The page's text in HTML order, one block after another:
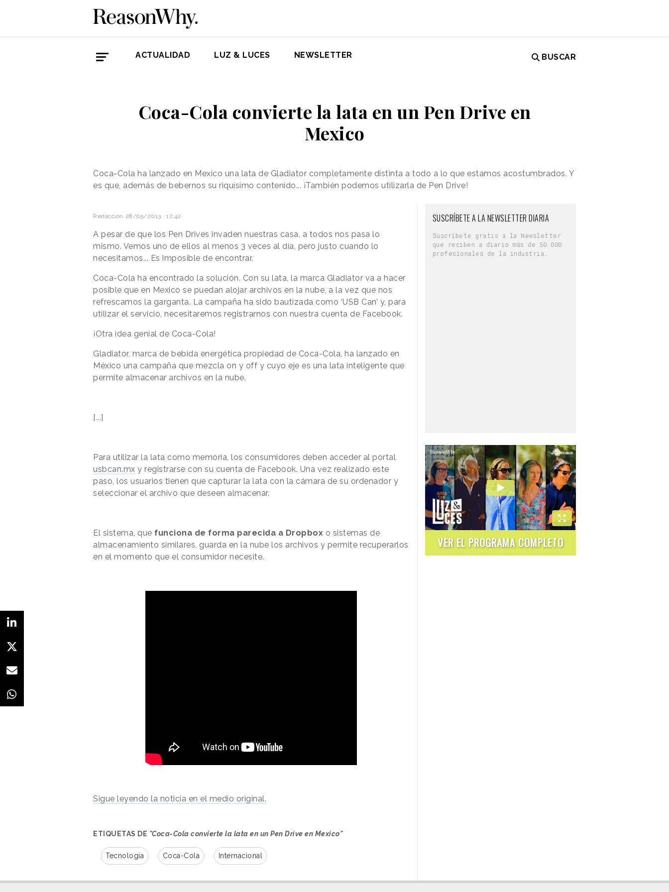
ACTUALIDAD LUZ & LUCES NEWSLETTER BUSCAR
Coca-Cola convierte la lata en un Pen Drive en
Mexico
Coca-Cola ha lanzado en Mexico una lata de Gladiator completamente distinta a todo a lo que estamos acostumbrados. Y
es que, además de bebernos su riquísimo contenido... ¡También podemos utilizarla de Pen Drive!
Redacción 28/05/2013 · 17:42
A pesar de que los Pen Drives invaden nuestras casa, a todos nos pasa lo
mismo. Vemos uno de ellos al menos 3 veces al día, pero justo cuando lo
necesitamos... Es imposible de encontrar.
Coca-Cola ha encontrado la solución. Con su lata, la marca Gladiator va a hacer
posible que en Mexico se puedan alojar archivos en la nube, a la vez que nos
refrescamos la garganta. La campaña ha sido bautizada como ‘USB Can’ y, para
utilizar el servicio, necesitaremos registrarnos con nuestra cuenta de Facebook.
¡Otra idea genial de Coca-Cola!
Gladiator, marca de bebida energética propiedad de Coca-Cola, ha lanzado en
México una campaña que mezcla on y off y cuyo eje es una lata inteligente que
permite almacenar archivos en la nube.
[...]
Para utilizar la lata como memoria, los consumidores deben acceder al portal
usbcan.mx y registrarse con su cuenta de Facebook. Una vez realizado este
paso, los usuarios tienen que capturar la lata con la cámara de su ordenador y
seleccionar el archivo que deseen almacenar.
El sistema, que funciona de forma parecida a Dropbox o sistemas de
almacenamiento similares, guarda en la nube los archivos y permite recuperarlos
en el momento que el consumidor necesite.
Sigue leyendo la noticia en el medio original.
ETIQUETAS DE "Coca-Cola convierte la lata en un Pen Drive en Mexico"
Tecnología Coca-Cola Internacional
SUSCRÍBETE A LA NEWSLETTER DIARIA
Suscríbete gratis a la Newsletter
que reciben a diario más de 50.000
profesionales de la industria.
VER EL PROGRAMA COMPLETO